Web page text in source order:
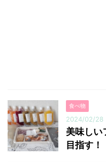
食べ物
2024/02/28
美味しい
目指す！